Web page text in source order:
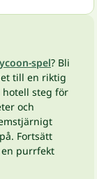
spel? Bli
till en riktig
steg för
och
Fortsätt
purrfekt